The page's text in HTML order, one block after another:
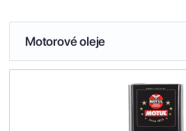
Motorové oleje